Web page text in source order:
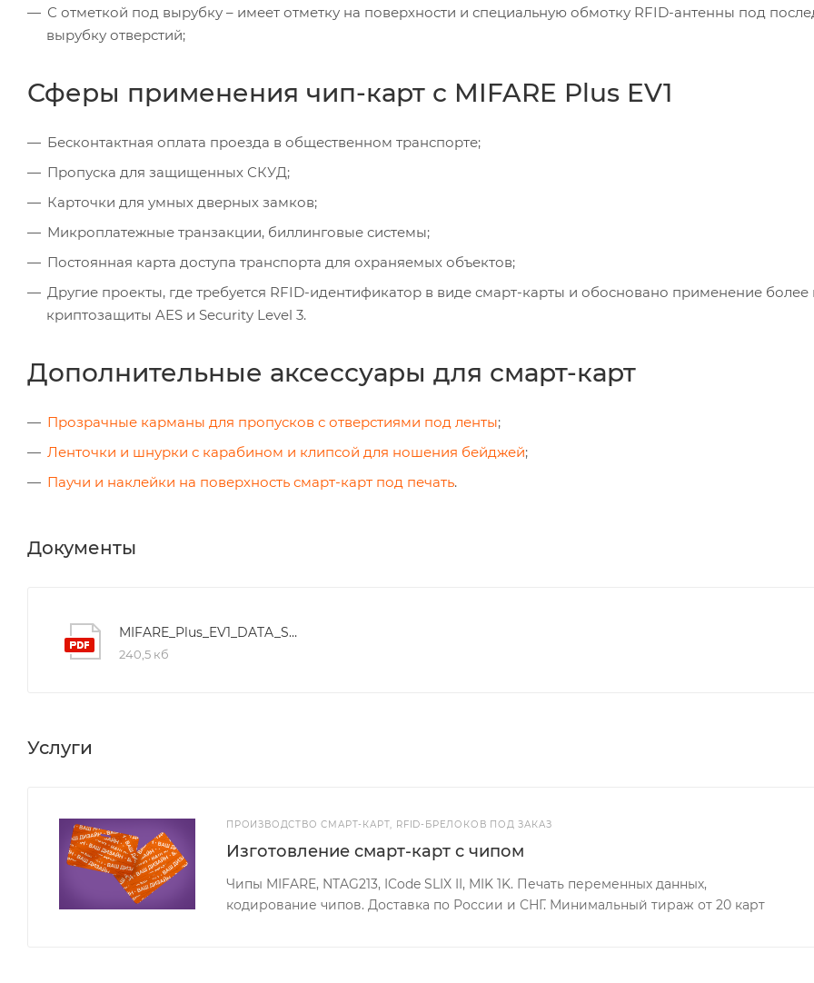
С отметкой под вырубку – имеет отметку на поверхности и специальную обмотку RFID-антенны под
вырубку отверстий;
Сферы применения чип-карт с MIFARE Plus EV1
Бесконтактная оплата проезда в общественном транспорте;
Пропуска для защищенных СКУД;
Карточки для умных дверных замков;
Микроплатежные транзакции, биллинговые системы;
Постоянная карта доступа транспорта для охраняемых объектов;
Другие проекты, где требуется RFID-идентификатор в виде смарт-карты и обосновано применение более
криптозащиты AES и Security Level 3.
Дополнительные аксессуары для смарт-карт
Прозрачные карманы для пропусков с отверстиями под ленты;
Ленточки и шнурки с карабином и клипсой для ношения бейджей;
Паучи и наклейки на поверхность смарт-карт под печать.
Документы
MIFARE_Plus_EV1_DATA_SHEET
240,5 кб
Услуги
ПРОИЗВОДСТВО СМАРТ-КАРТ, RFID-БРЕЛОКОВ ПОД ЗАКАЗ
Изготовление смарт-карт с чипом
Чипы MIFARE, NTAG213, ICode SLIX II, MIK 1K. Печать переменных данных,
кодирование чипов. Доставка по России и СНГ. Минимальный тираж от 20 карт